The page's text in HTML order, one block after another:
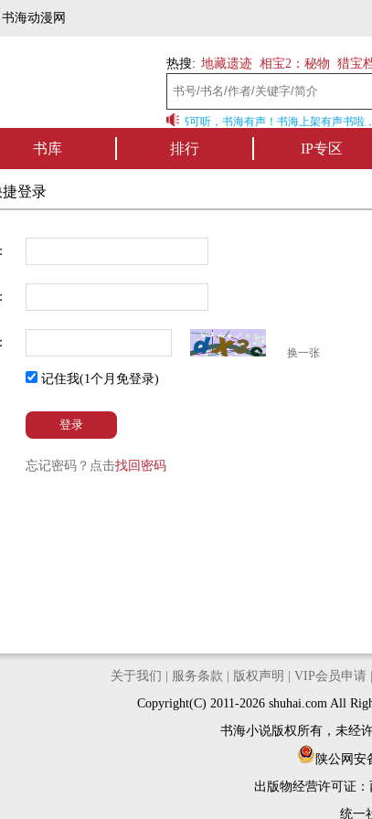
书海动漫网
热搜: 地藏遗迹 相宝2：秘物 猎宝
书海听书——好书可听，书海有声！书海上架有声书啦
书库 排行 IP专区
登录
换一张
记住我(1个月免登录)
登录
忘记密码？点击找回密码
关于我们 服务条款 版权声明 VIP会员申请|
Copyright(C) 2011-2026 shuhai.com All
书海小说版权所有，未经
陕公网安
出版物经营许可证：
统一